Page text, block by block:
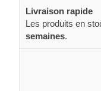
Livraison rapide
Les produits en
semaines.